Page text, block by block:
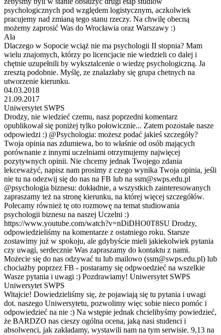
psychologicznych pod względem logistycznym, aczkolwiek
pracujemy nad zmianą tego stanu rzeczy. Na chwilę obecną
możemy zaprosić Was do Wrocławia oraz Warszawy :)
Ala
Dlaczego w Sopocie wciąż nie ma psychologii II stopnia? Mam
wielu znajomych, którzy po licencjacie nie wiedzieli co dalej i
chętnie uzupełnili by wyksztalcenie o wiedzę psychologiczną. Ja
zresztą podobnie. Myślę, ze znalazłaby się grupa chetnych na
utworzenie kierunku.
04.03.2018
21.09.2017
Uniwersytet SWPS
Drodzy, nie wiedzieć czemu, nasz poprzedni komentarz
opublikował się poniżej tylko połowicznie... Zatem pozostałe nasze
odpowiedzi :) @Psychologia: możesz podać jakieś szczegóły?
Twoja opinia nas zdumiewa, bo to właśnie od osób mających
porównanie z innymi uczelniami otrzymujemy najwięcej
pozytywnych opinii. Nie chcemy jednak Twojego zdania
lekceważyć, napisz nam prosimy z czego wynika Twoja opinia, jeśli
nie tu na odezwij się do nas na FB lub na ssm@swps.edu.pl
@psychologia biznesu: dokładnie, a wszystkich zainteresowanych
zapraszamy też na stronę kierunku, na której więcej szczegółów.
Polecamy również tę oto rozmowę na temat studiowania
psychologii biznesu na naszej Uczelni :)
https://www.youtube.com/watch?v=nDiDHO0T8SU Drodzy,
odpowiedzieliśmy na komentarze z ostatniego roku. Starsze
zostawimy już w spokoju, ale gdybyście mieli jakiekolwiek pytania
czy uwagi, serdecznie Was zapraszamy do kontaktu z nami.
Możecie się do nas odzywać tu lub mailowo (ssm@swps.edu.pl) lub
chociażby poprzez FB - postaramy się odpwoedzieć na wszelkie
Wasze pytania i uwagi :) Pozdrawiamy! Uniwersytet SWPS
Uniwersytet SWPS
Witajcie! Dowiedzieliśmy się, że pojawiają się tu pytania i uwagi
dot. naszego Uniwersytetu, pozwolimy więc sobie nieco pomóc i
odpowiedzieć na nie :) Na wstępie jednak chcielibyśmy powiedzieć,
że BARDZO nas cieszy ogólna ocena, jaką nasi studenci i
absolwenci, jak zakładamy, wystawili nam na tym serwisie. 9,13 na